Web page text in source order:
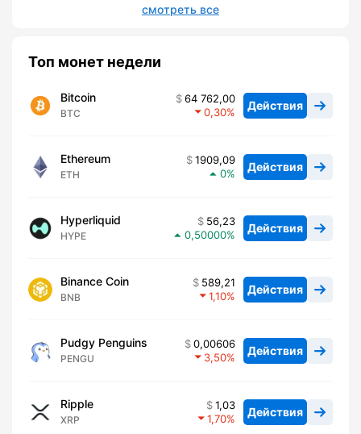
смотреть все
Топ монет недели
Bitcoin
BTC
64 762,00
0,30
Действия
Ethereum
ETH
1909,09
0
Действия
Hyperliquid
HYPE
56,23
0,50000
Действия
Binance Coin
BNB
589,21
1,10
Действия
Pudgy Penguins
PENGU
0,00606
3,50
Действия
Ripple
XRP
1,03
1,70
Действия